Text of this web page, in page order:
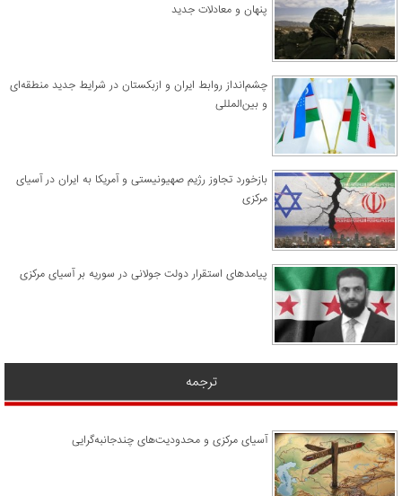
پنهان و معادلات جدید
چشم‌انداز روابط ایران و ازبکستان در شرایط جدید منطقه‌ای
و بین‌المللی
​بازخورد تجاوز رژیم صهیونیستی و آمریکا به ایران در آسیای
مرکزی
پیامدهای استقرار دولت جولانی در سوریه بر آسیای مرکزی
ترجمه
آسیای مرکزی و محدودیت‌های چندجانبه‌گرایی